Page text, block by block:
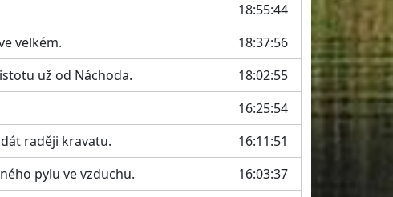
18:55:44
velkém.
18:37:56
už od Náchoda.
18:02:55
16:25:54
raději kravatu.
16:11:51
pylu ve vzduchu.
16:03:37